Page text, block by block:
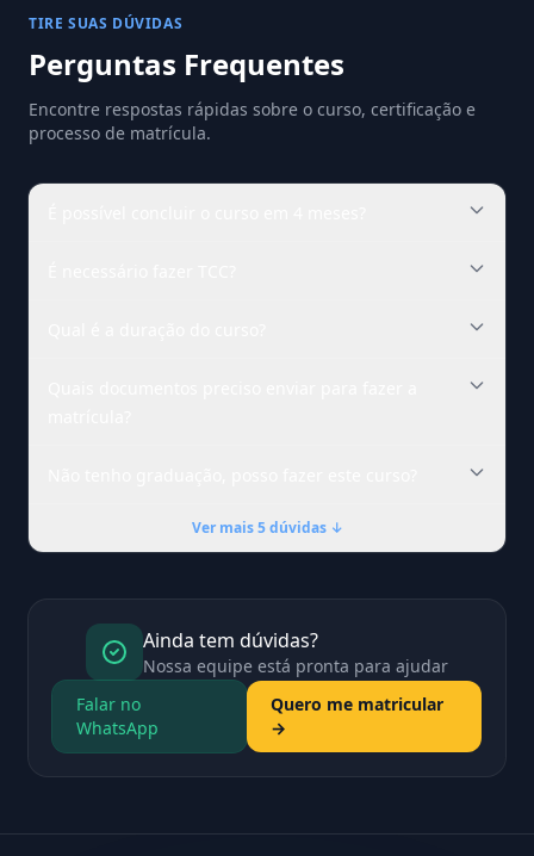
TIRE SUAS DÚVIDAS
Perguntas Frequentes
Encontre respostas rápidas sobre o curso, certificação e
processo de matrícula.
Ver mais 5 dúvidas ↓
Ainda tem dúvidas?
Nossa equipe está pronta para ajudar
Falar no
WhatsApp
Quero me matricular
→